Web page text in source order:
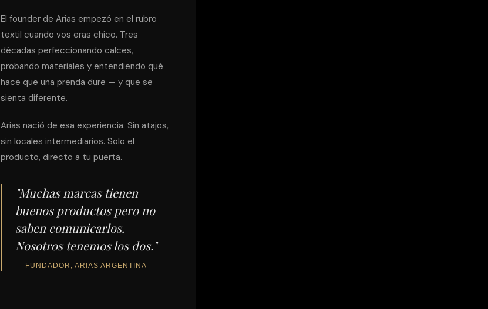
El founder de Arias empezó en el rubro
textil cuando vos eras chico. Tres
décadas perfeccionando calces,
probando materiales y entendiendo qué
hace que una prenda dure — y que se
sienta diferente.
Arias nació de esa experiencia. Sin atajos,
sin locales intermediarios. Solo el
producto, directo a tu puerta.
"Muchas marcas tienen
buenos productos pero no
saben comunicarlos.
Nosotros tenemos los dos."
— FUNDADOR, ARIAS ARGENTINA